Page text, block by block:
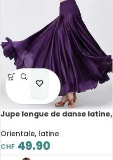
Jupe longue de danse latine,
Orientale, latine
CHF 49.90